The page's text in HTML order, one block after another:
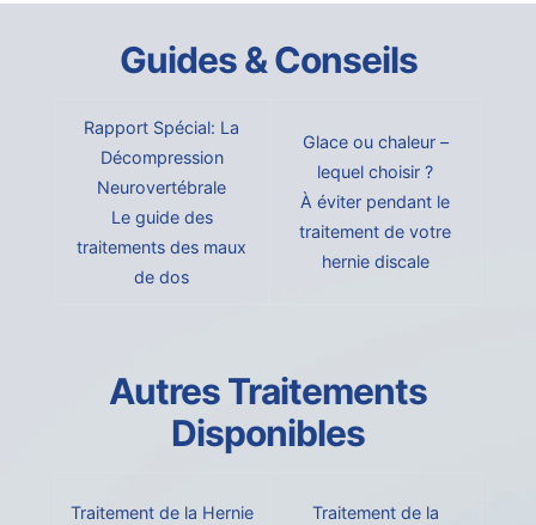
Guides & Conseils
Rapport Spécial: La
Décompression
Neurovertébrale
Le guide des
traitements des maux
de dos
Glace ou chaleur –
lequel choisir ?
À éviter pendant le
traitement de votre
hernie discale
Autres Traitements
Disponibles
Traitement de la Hernie
Traitement de la